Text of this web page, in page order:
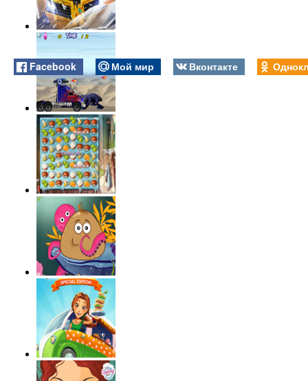
Facebook Мой мир Вконтакте